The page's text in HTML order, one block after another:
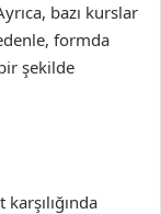
bazı kurslar
formda
şekilde